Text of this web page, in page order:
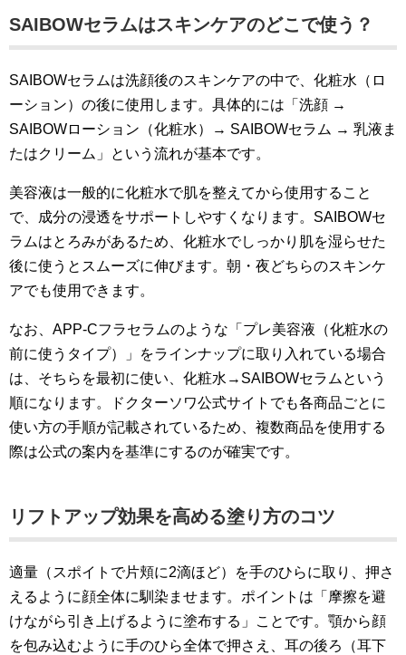
SAIBOWセラムはスキンケアのどこで使う？
SAIBOWセラムは洗顔後のスキンケアの中で、化粧水（ロ
ーション）の後に使用します。具体的には「洗顔 →
SAIBOWローション（化粧水）→ SAIBOWセラム → 乳液ま
たはクリーム」という流れが基本です。
美容液は一般的に化粧水で肌を整えてから使用すること
で、成分の浸透をサポートしやすくなります。SAIBOWセ
ラムはとろみがあるため、化粧水でしっかり肌を湿らせた
後に使うとスムーズに伸びます。朝・夜どちらのスキンケ
アでも使用できます。
なお、APP-Cフラセラムのような「プレ美容液（化粧水の
前に使うタイプ）」をラインナップに取り入れている場合
は、そちらを最初に使い、化粧水→SAIBOWセラムという
順になります。ドクターソワ公式サイトでも各商品ごとに
使い方の手順が記載されているため、複数商品を使用する
際は公式の案内を基準にするのが確実です。
リフトアップ効果を高める塗り方のコツ
適量（スポイトで片頬に2滴ほど）を手のひらに取り、押さ
えるように顔全体に馴染ませます。ポイントは「摩擦を避
けながら引き上げるように塗布する」ことです。顎から顔
を包み込むように手のひら全体で押さえ、耳の後ろ（耳下